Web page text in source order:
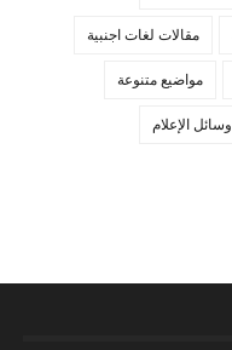
مقالات لغات اجنبية
مواضيع متنوعة
وسائل الإعلام